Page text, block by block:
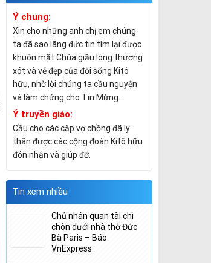
Ý chung:
Xin cho những anh chị em chúng
ta đã sao lãng đức tin tìm lại được
khuôn mặt Chúa giầu lòng thương
xót và vẻ đẹp của đời sống Kitô
hữu, nhờ lời chúng ta cầu nguyện
và làm chứng cho Tin Mừng.
Ý truyền giáo:
Cầu cho các cặp vợ chồng đã ly
thân được các cộng đoàn Kitô hữu
đón nhận và giúp đỡ.
Tin xem nhiều
Chủ nhân quan tài chì
chôn dưới nhà thờ Đức
Bà Paris – Báo
VnExpress